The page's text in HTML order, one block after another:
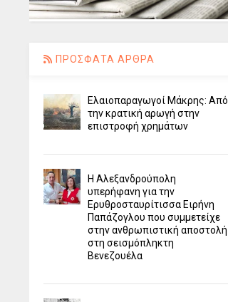
ΠΡΟΣΦΑΤΑ ΑΡΘΡΑ
Ελαιοπαραγωγοί Μάκρης: Από
την κρατική αρωγή στην
επιστροφή χρημάτων
Η Αλεξανδρούπολη
υπερήφανη για την
Ερυθροσταυρίτισσα Ειρήνη
Παπάζογλου που συμμετείχε
στην ανθρωπιστική αποστολή
στη σεισμόπληκτη
Βενεζουέλα